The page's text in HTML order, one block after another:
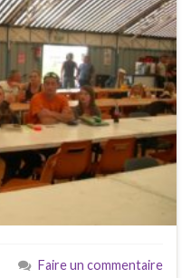
Faire un commentaire